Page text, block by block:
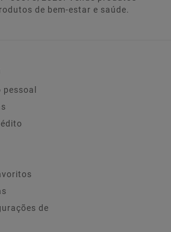
de bem-estar e saúde.
de